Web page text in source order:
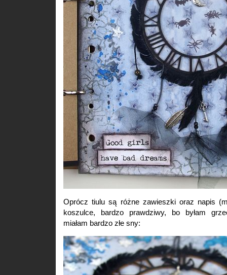
Oprócz tiulu są różne zawieszki oraz napis
koszulce, bardzo prawdziwy, bo byłam
miałam bardzo złe sny: